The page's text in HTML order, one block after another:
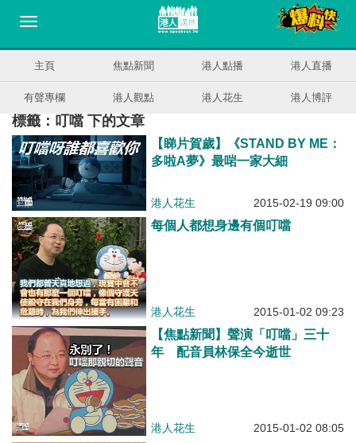
主頁 焦點新聞 港人點播 港人直播
有聲專欄 港人觀點 港人花生 港人博評
標籤：叮噹 下的文章
【睇片賀歲】《STAND BY ME：
多啦A夢》最啱一家大細
港人花生 2015-02-19 09:00
每個人都想身邊有個叮噹
港人花生 2015-01-02 09:23
【焦點新聞】聲演「叮噹」三十
年 配音員林保全今逝世
港人花生 2015-01-02 08:05